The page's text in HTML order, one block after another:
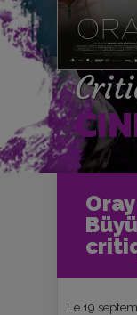
Accueil
Oray -
critique
Le 19